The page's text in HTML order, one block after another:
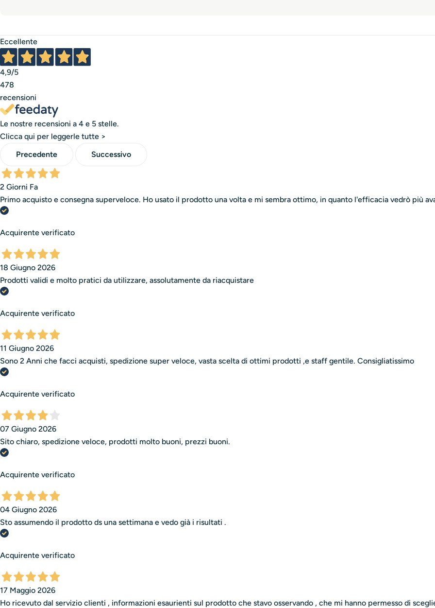
Dietro ogni flacone, ogni gel, ogni trattamento, c’è un processo preciso, certificato e interamente italiano. Una
tutela la qualità del prodotto finale.
Una storia che continua ogni giorno, dentro i nostri laboratori, per arrivare sulle mani di chi trasforma la bellezza in arte.
Eccellente
4,9/5
478
recensioni
Le nostre recensioni a 4 e 5 stelle.
Clicca qui per leggerle tutte >
Precedente
Successivo
2 Giorni Fa
Primo acquisto e consegna superveloce. Ho usato il prodotto una volta e mi sembra ottimo, in quanto l'efficacia vedrò più
Acquirente verificato
18 Giugno 2026
Prodotti validi e molto pratici da utilizzare, assolutamente da riacquistare
Acquirente verificato
11 Giugno 2026
Sono 2 Anni che facci acquisti, spedizione super veloce, vasta scelta di ottimi prodotti ,e staff gentile. Consigliatissimo
Acquirente verificato
07 Giugno 2026
Sito chiaro, spedizione veloce, prodotti molto buoni, prezzi buoni.
Acquirente verificato
04 Giugno 2026
Sto assumendo il prodotto ds una settimana e vedo già i risultati .
Acquirente verificato
17 Maggio 2026
Ho ricevuto dal servizio clienti , informazioni esaurienti sul prodotto che stavo osservando , che mi hanno permesso di